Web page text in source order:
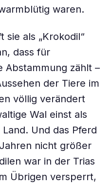
waren.
sie als „Krokodil“
dass für
Abstammung zählt –
der Tiere im
völlig verändert
Wal einst als
Und das Pferd
nicht größer
war in der Trias
Übrigen versperrt,